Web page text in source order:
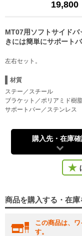
19,800
MT07用ソフトサイド
きには簡単にサポート
左右セット。
材質
ステー／スチール
ブラケット／ポリアミド樹
サポートバー／ステンレス
購入先・在庫
商品を購入する・在庫
この商品は、
す。